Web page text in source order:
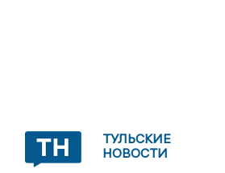
ТУЛЬСКИЕ
НОВОСТИ